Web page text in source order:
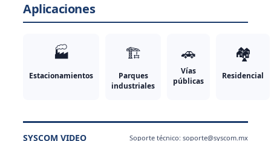
Aplicaciones
🏭
Estacionamientos
🏗
Parques
industriales
🚗
Vías
públicas
🏘
Residencial
SYSCOM VIDEO
Soporte técnico: soporte@syscom.mx